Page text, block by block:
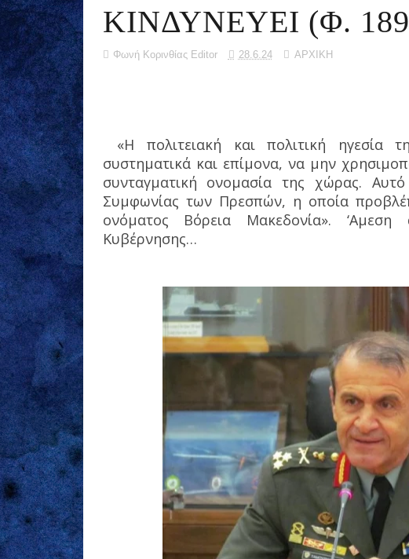
ΚΙΝΔΥΝΕΥΕΙ (Φ.
Φωνή Κορινθίας Editor 28.6.24 ΑΡΧΙΚΗ
«Η πολιτειακή και πολιτική ηγεσία
συστηματικά και επίμονα, να μην
συνταγματική ονομασία της χώρας.
Συμφωνίας των Πρεσπών, η οποία
ονόματος Βόρεια Μακεδονία».
Κυβέρνησης…